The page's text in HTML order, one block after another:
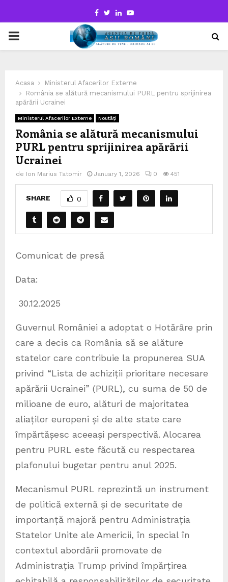
Facebook
TwitterLinkedinYoutube
PRIMARY
Acasa
Ministerul Afacerilor Externe
România se alătură mecanismului PURL pentru sprijinirea
apărării Ucrainei
Ministerul Afacerilor Externe Noutăți
România se alătură mecanismului
PURL pentru sprijinirea apărării
Ucrainei
de Ion Marius Tatomir January 1, 2026 0 451
SHARE 0
Comunicat de presă
Data:
30.12.2025
Guvernul României a adoptat o Hotărâre prin
care a decis ca România să se alăture
statelor care contribuie la propunerea SUA
privind “Lista de achiziții prioritare necesare
apărării Ucrainei” (PURL), cu suma de 50 de
milioane de euro, alături de majoritatea
aliaților europeni și de alte state care
împărtășesc aceeași perspectivă. Alocarea
pentru PURL este făcută cu respectarea
plafonului bugetar pentru anul 2025.
Mecanismul PURL reprezintă un instrument
de politică externă și de securitate de
importanță majoră pentru Administrația
Statelor Unite ale Americii, în special în
contextul abordării promovate de
Administrația Trump privind împărțirea